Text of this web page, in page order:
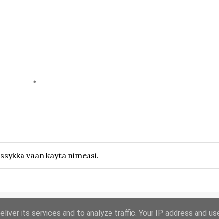
vaan käytä nimeäsi.
its services and to analyze traffic. Your IP address and